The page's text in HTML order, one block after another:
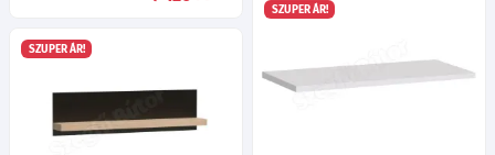
SZUPER ÁR!
SZUPER ÁR!